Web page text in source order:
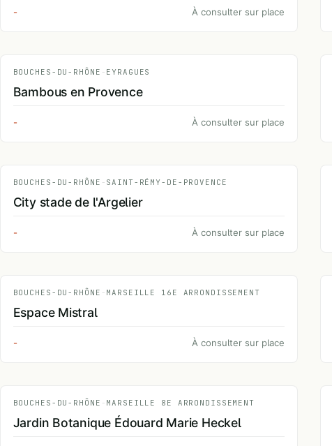
- À consulter sur place
BOUCHES-DU-RHÔNE - EYRAGUES
Bambous en Provence
- À consulter sur place
BOUCHES-DU-RHÔNE - SAINT-RÉMY-DE-PROVENCE
City stade de l'Argelier
- À consulter sur place
BOUCHES-DU-RHÔNE - MARSEILLE 16E ARRONDISSEMENT
Espace Mistral
- À consulter sur place
BOUCHES-DU-RHÔNE - MARSEILLE 8E ARRONDISSEMENT
Jardin Botanique Édouard Marie Heckel